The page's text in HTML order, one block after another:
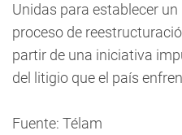
Unidas para establecer
proceso de
partir de una iniciativa
del litigio que el país
Fuente: Télam